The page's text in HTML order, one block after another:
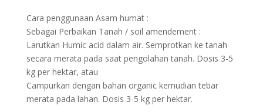
Cara penggunaan Asam humat :
Sebagai Perbaikan Tanah / soil amendement :
Larutkan Humic acid dalam air. Semprotkan ke tanah
secara merata pada saat pengolahan tanah. Dosis 3-5
kg per hektar, atau
Campurkan dengan bahan organic kemudian tebar
merata pada lahan. Dosis 3-5 kg per hektar.